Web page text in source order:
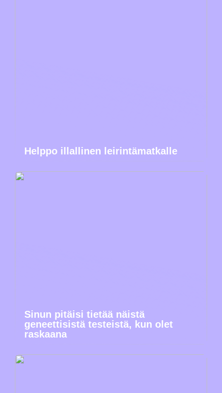
Helppo illallinen leirintämatkalle
Sinun pitäisi tietää näistä
geneettisistä testeistä, kun olet
raskaana